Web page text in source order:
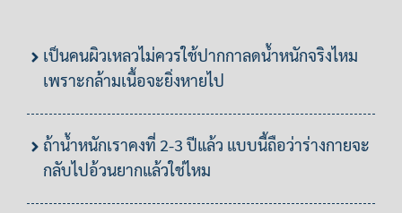
เป็นคนผิวเหลวไม่ควรใช้ปากกาลดน้ำหนักจริงไหม
เพราะกล้ามเนื้อจะยิ่งหายไป
ถ้าน้ำหนักเราคงที่ 2-3 ปีแล้ว แบบนี้ถือว่าร่างกายจะ
กลับไปอ้วนยากแล้วใช่ไหม